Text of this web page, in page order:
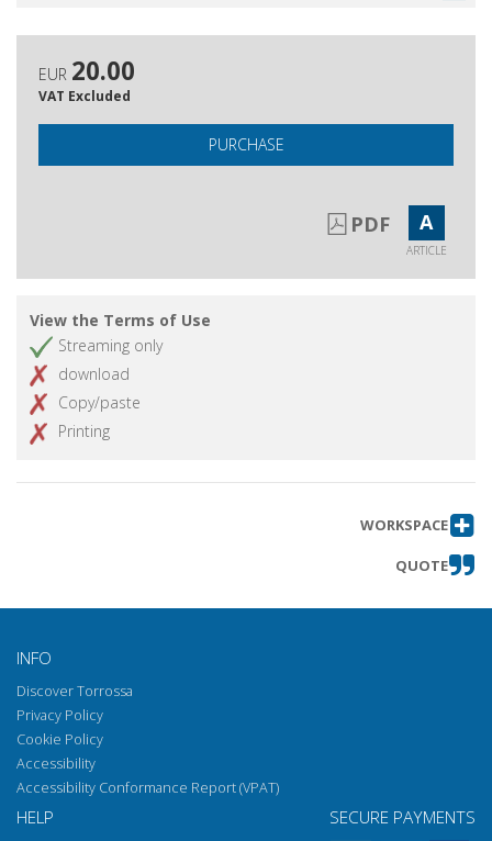
EUR 20.00
VAT Excluded
PURCHASE
PDF A
ARTICLE
View the Terms of Use
Streaming only
download
Copy/paste
Printing
WORKSPACE
QUOTE
INFO
Discover Torrossa
Privacy Policy
Cookie Policy
Accessibility
Accessibility Conformance Report (VPAT)
HELP SECURE PAYMENTS